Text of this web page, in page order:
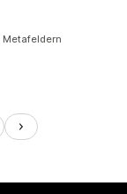
Metafeldern